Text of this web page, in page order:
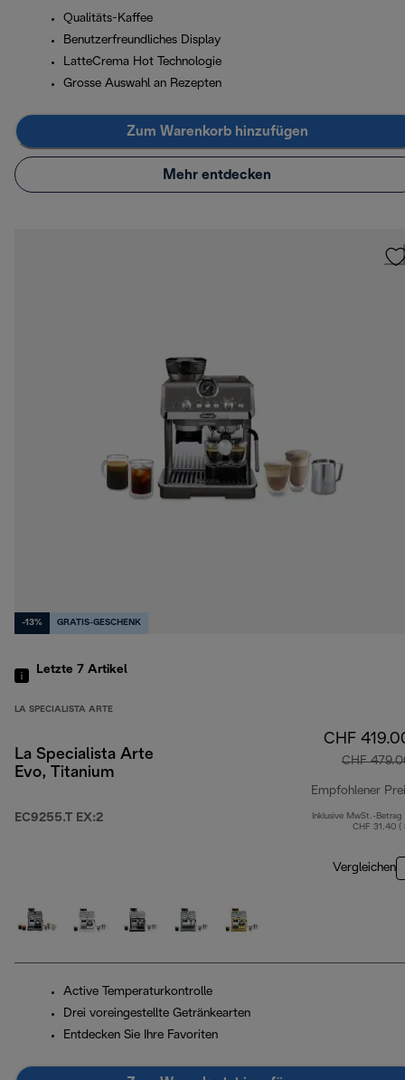
Qualitäts-Kaffee
Benutzerfreundliches Display
LatteCrema Hot Technologie
Grosse Auswahl an Rezepten
Zum Warenkorb hinzufügen
Mehr entdecken
-13% GRATIS-GESCHENK
Letzte 7 Artikel
LA SPECIALISTA ARTE
La Specialista Arte
Evo, Titanium
EC9255.T EX:2
CHF
CHF
Empfohlener
Inklusive MwSt.-Betrag
CHF 31.40 (
Vergleichen
Active Temperaturkontrolle
Drei voreingestellte Getränkearten
Entdecken Sie Ihre Favoriten